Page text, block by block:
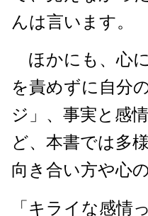
んは言います。
ほかにも、心
を責めずに自分
ジ」、事実と感
ど、本書では多
向き合い方や心
「キライな感情